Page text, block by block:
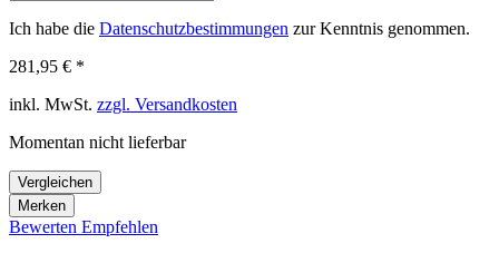
Ich habe die Datenschutzbestimmungen zur Kenntnis genommen.
281,95 € *
inkl. MwSt. zzgl. Versandkosten
Momentan nicht lieferbar
Vergleichen
Merken
Bewerten Empfehlen